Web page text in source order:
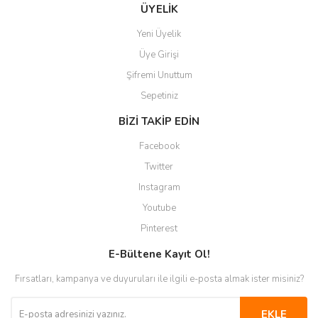
Gönder
ÜYELİK
Yeni Üyelik
Üye Girişi
Şifremi Unuttum
Sepetiniz
BİZİ TAKİP EDİN
Facebook
Twitter
Instagram
Youtube
Pinterest
E-Bültene Kayıt Ol!
Fırsatları, kampanya ve duyuruları ile ilgili e-posta almak ister misiniz?
EKLE